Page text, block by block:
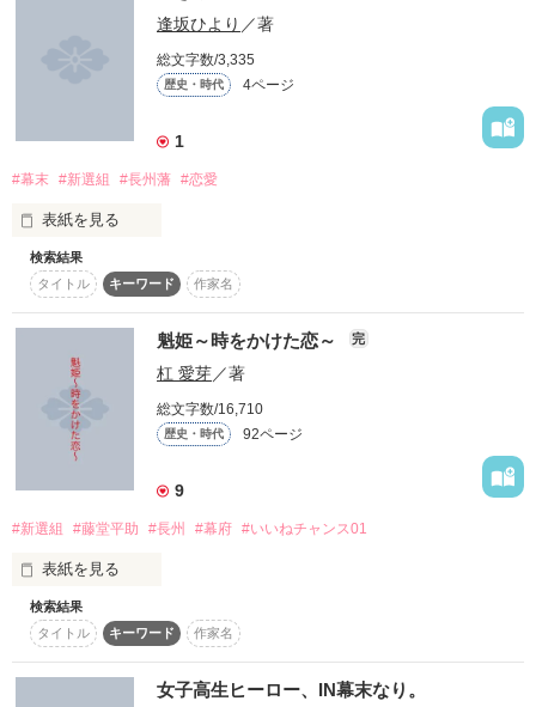
瑠鈴さん*皐和さん*ひまわりの花さん*skyーくぅさん*弥嘉伽詠
感想ノートへの書き込みありがとうございます
7００００PV突破！
感謝、感動、感激です！
瑠鈴さん☆悠蘭さん☆皐和さん☆sky-くぅさん☆＊愛藍麗さん
Thank You！
Ｈ２５ ５月１４日（火）【完】
事件の引き金となった。
――――君の闇に・・・・・・
僕は気づいてあげられなかった・・・・・・
△　▲　△　▲　△　▲　△　▲　△　▲　△
・『虹の向こうへ』の番外編(沖田総司side)となります。
(本編を読まなくても、大丈夫なはずです！)
・批判・中傷は止めてください。
・誤字・脱字がある可能性ありです。
【執筆：2013年4月2日～4月11日】
☆+゜。レビュー。゜+☆
baby blue様・田山麻雪深様・永井真子様
小豆桜様・舞奈*様
-Special Thanks!!-
共に過ごしながら
体験していく、
高校３年生の
織田芽衣(ｵﾀﾞ ﾒｲ)。
変わっていこうとする
時代の中で
己の信じる道を
何を感じるのか。
逢坂ひより ／著
総文字数/3,335
歴史・時代 4ページ
1
#幕末 #新選組 #長州藩 #恋愛
表紙を見る
平成26年、4月。
とある出会いをきっかけに、辿り着いたのは古き京の都。
彼に貰った、【-桜梅紡ぎ-】という本だけが、現代へと帰る道
標。
京の都で出会う沢山の人々や、彼に良く似た寂しげな人。
検索結果
タイトル
キーワード 作家名
魁姫～時をかけた恋～ 完
杠 愛芽／著
総文字数/16,710
歴史・時代 92ページ
9
#新選組 #藤堂平助 #長州 #幕府 #いいねチャンス01
表紙を見る
心の闇を持ってる少女
雨宮桜（あまみやさくら）
×
新選組
検索結果
タイトル
キーワード 作家名
女子高生ヒーロー、IN幕末なり。